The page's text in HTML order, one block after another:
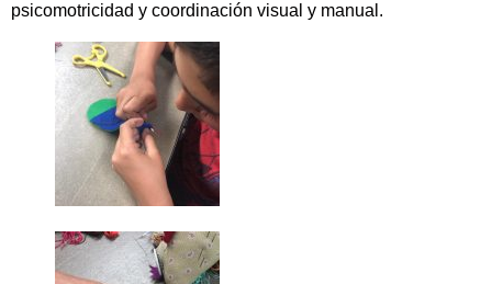
psicomotricidad y coordinación visual y manual.